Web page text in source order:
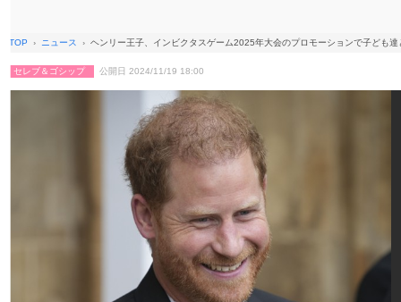
TOP ニュース ヘンリー王子、インビクタスゲーム2025年大会のプロモーションで子ども達
セレブ＆ゴシップ 公開日 2024/11/19 18:00